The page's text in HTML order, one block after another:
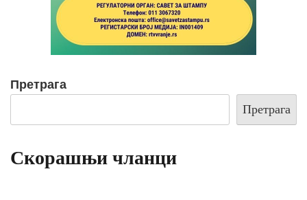
Претрага
Претрага
Скорашњи чланци